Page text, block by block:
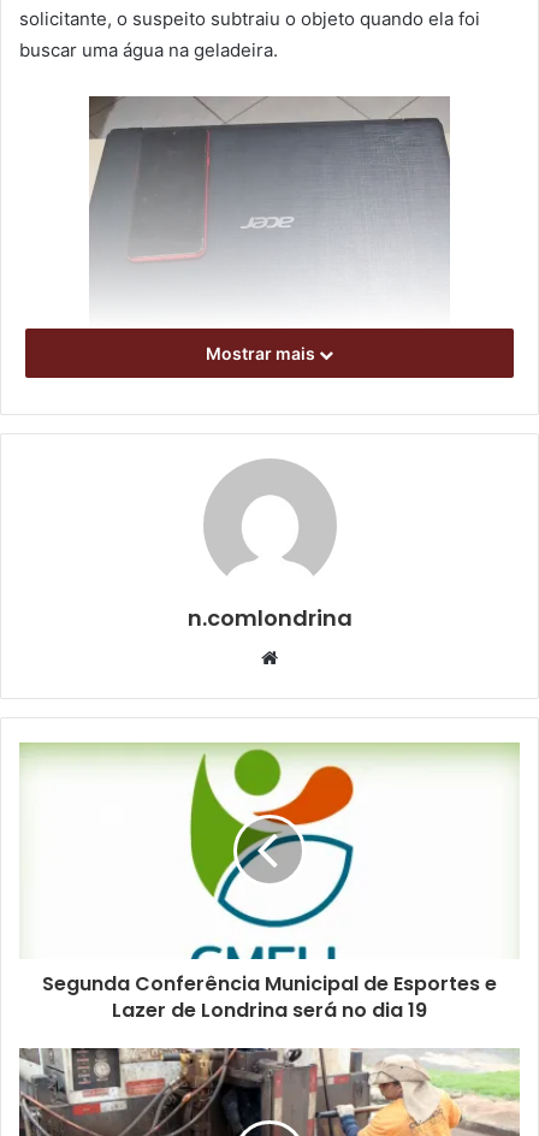
solicitante, o suspeito subtraiu o objeto quando ela foi
buscar uma água na geladeira.
Depois de anotar as características do suspeito, a equipe
da Guarda Municipal conseguiu localizá-lo na Praça
Marechal Floriano Peixoto (Praça da Bandeira). O homem
recebeu voz de abordagem. Em seguida, os guardas
bolsa de propriedade do homem foi revistada e havia
outro celular e um notebook no interior. Ele não
O suspeito recebeu voz de prisão em flagrante e foi
encaminhado para delegacia de plantão. Na delegacia, a
equipe da GM em contato com os policiais civis conseguiu
localizar o proprietário do notebook encontrado na bolsa,
após checagem de um boletim de ocorrência registrado.
Patrulha Maria da Penha –A central de emergência da
GM foi acionada por volta das 21h de segunda-feira (7)
para atender uma denúncia de descumprimento de
Imagawa, região norte. A vítima informou que seu irmão é
usuário de substância entorpecente e entrou em sua casa
sem permissão, proferindo agressões físicas contra ela.
Mostrar mais
n.comlondrina
Website
Segunda Conferência Municipal de Esportes e
Lazer de Londrina será no dia 19